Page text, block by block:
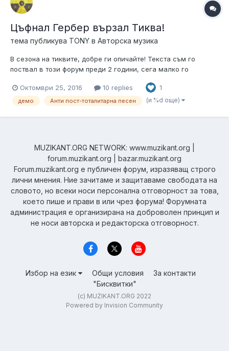
Цъфнал Гербер вързал Тиква!
тема публикува TONY в Авторска музика
В сезона на тиквите, добре ги опичайте! Текста съм го
поствал в този форум преди 2 години, сега малко го
супер качество, аз не постигам такова в къщи. Все пак,
мисля , че съм понапреднал в домашните записи. Надявам
Октомври 25, 2016 10 replies 1
демо Анти пост-тоталитарна песен (и %d още)
MUZIKANT.ORG NETWORK: www.muzikant.org |
forum.muzikant.org | bazar.muzikant.org
Forum.muzikant.org е публичен форум, изразяващ строго
лични мнения. Ние зачитаме и защитаваме свободата на
словото, но всеки носи персонална отговорност за това,
което пише и прави в или чрез форума! Форумната
администрация е организирана на доброволен принцип и
не носи авторска и редакторска отговорност.
Избор на език Общи условия
За контакти
"Бисквитки"
(c) MUZIKANT.ORG 2022
Powered by Invision Community